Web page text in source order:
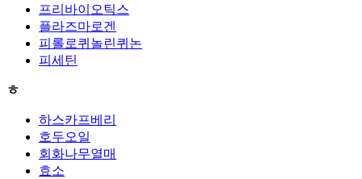
프리바이오틱스
플라즈마로겐
피롤로퀴놀린퀴논
피세틴
ㅎ
하스카프베리
호두오일
회화나무열매
효소